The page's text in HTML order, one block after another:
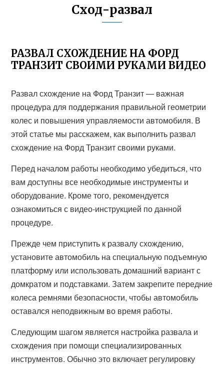
Сход-развал
РАЗВАЛ СХОЖДЕНИЕ НА ФОРД
ТРАНЗИТ СВОИМИ РУКАМИ ВИДЕО
Развал схождение на Форд Транзит — важная
процедура для поддержания правильной геометрии
колес и повышения управляемости автомобиля. В
этой статье мы расскажем, как выполнить развал
схождение на Форд Транзит своими руками.
Перед началом работы необходимо убедиться, что
вам доступны все необходимые инструменты и
оборудование. Кроме того, рекомендуется
ознакомиться с видео-инструкцией по данной
процедуре.
Прежде чем приступить к развалу схождению,
установите автомобиль на специальную подъемную
платформу или использовать домашний вариант с
домкратом и подставками. Затем закрепите передние
колеса ремнями безопасности, чтобы автомобиль
оставался неподвижным во время работы.
Следующим шагом является настройка развала и
схождения при помощи специализированных
инструментов. Обычно это включает регулировку